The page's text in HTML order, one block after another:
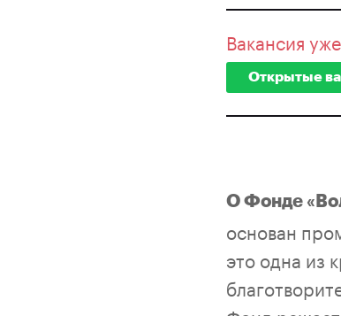
Вакансия
Открытые
О Фонде
основан
это одна из